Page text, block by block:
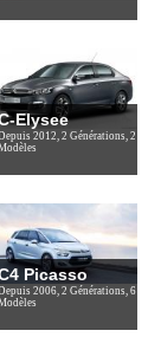
Elysee
2012, 2 Générations, 2
Picasso
2006, 2 Générations, 6